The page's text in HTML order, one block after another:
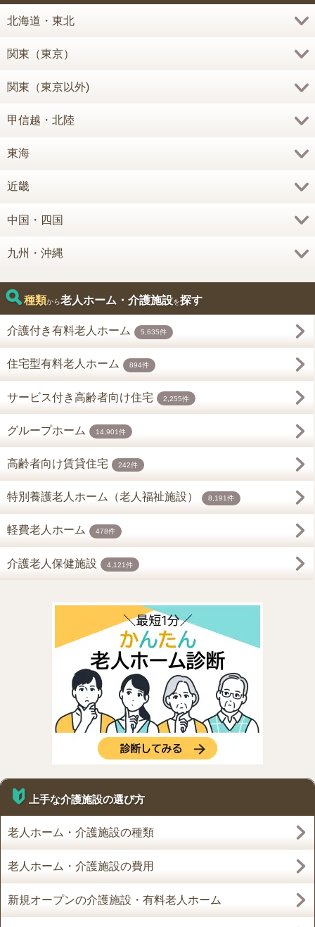
北海道・東北
関東（東京）
関東（東京以外)
甲信越・北陸
東海
近畿
中国・四国
九州・沖縄
種類から老人ホーム・介護施設を探す
介護付き有料老人ホーム 5,635件
住宅型有料老人ホーム 894件
サービス付き高齢者向け住宅 2,255件
グループホーム 14,901件
高齢者向け賃貸住宅 242件
特別養護老人ホーム（老人福祉施設） 8,191件
軽費老人ホーム 478件
介護老人保健施設 4,121件
上手な介護施設の選び方
老人ホーム・介護施設の種類
老人ホーム・介護施設の費用
新規オープンの介護施設・有料老人ホーム